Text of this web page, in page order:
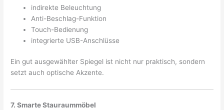
indirekte Beleuchtung
Anti-Beschlag-Funktion
Touch-Bedienung
integrierte USB-Anschlüsse
Ein gut ausgewählter Spiegel ist nicht nur praktisch, sondern
setzt auch optische Akzente.
7. Smarte Stauraummöbel